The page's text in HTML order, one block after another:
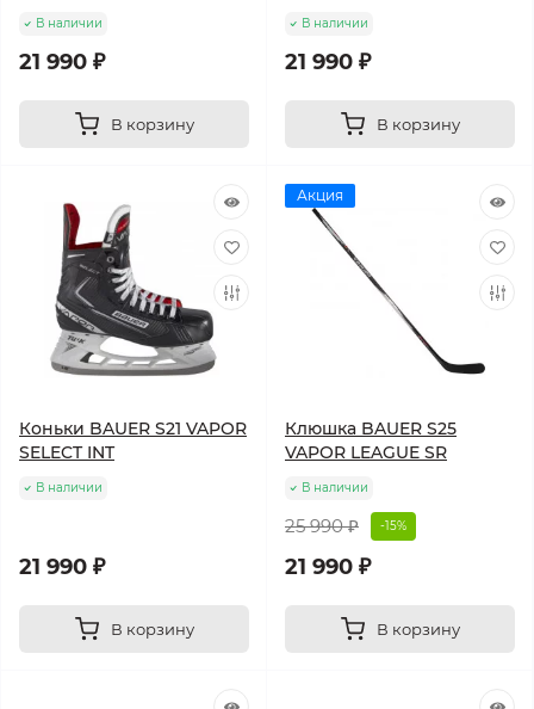
В наличии
21 990 ₽
В корзину
В наличии
21 990 ₽
В корзину
Коньки BAUER S21 VAPOR
SELECT INT
В наличии
21 990 ₽
В корзину
Акция
Клюшка BAUER S25
VAPOR LEAGUE SR
В наличии
25 990 ₽ -15%
21 990 ₽
В корзину